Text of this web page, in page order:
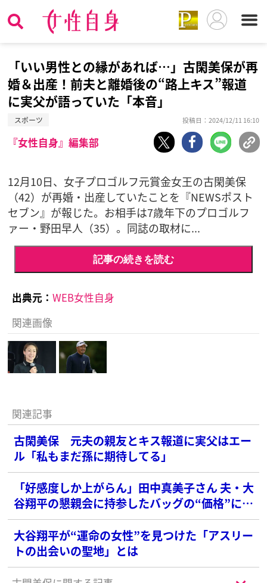
「いい男性との縁があれば…」古閑美保が再
婚＆出産！前夫と離婚後の“路上キス”報道
に実父が語っていた「本音」
スポーツ 投稿日：2024/12/11 16:10
『女性自身』編集部
12月10日、女子プロゴルフ元賞金女王の古閑美保
（42）が再婚・出産していたことを『NEWSポスト
セブン』が報じた。お相手は7歳年下のプロゴルフ
ァー・野田早人（35）。同誌の取材に...
記事の続きを読む
出典元： WEB女性自身
関連画像
関連記事
古閑美保 元夫の親友とキス報道に実父はエー
ル「私もまだ孫に期待してる」
「好感度しか上がらん」田中真美子さん 夫・大
谷翔平の懇親会に持参したバッグの“価格”に
SNS衝撃
大谷翔平が“運命の女性”を見つけた「アスリー
トの出会いの聖地」とは